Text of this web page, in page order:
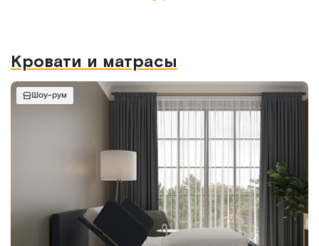
Кровати и матрасы
Шоу-рум